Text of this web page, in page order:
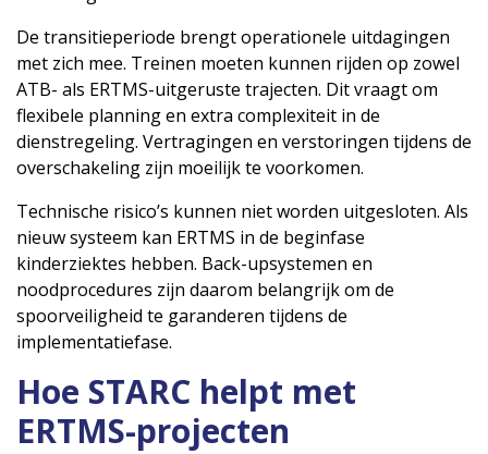
De transitieperiode brengt operationele uitdagingen
met zich mee. Treinen moeten kunnen rijden op zowel
ATB- als ERTMS-uitgeruste trajecten. Dit vraagt om
flexibele planning en extra complexiteit in de
dienstregeling. Vertragingen en verstoringen tijdens de
overschakeling zijn moeilijk te voorkomen.
Technische risico’s kunnen niet worden uitgesloten. Als
nieuw systeem kan ERTMS in de beginfase
kinderziektes hebben. Back-upsystemen en
noodprocedures zijn daarom belangrijk om de
spoorveiligheid te garanderen tijdens de
implementatiefase.
Hoe STARC helpt met
ERTMS-projecten